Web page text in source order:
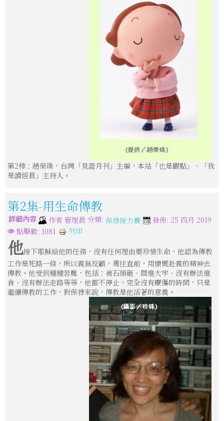
第2棒：趙榮珠，台灣「見證月刊」主編，本站「也是觀點」、「我
是讀經員」主持人。
第2集-用生命傳教
詳細內容 作者 管理員 分類: 保祿接力賽
發佈: 25 四月 2019
點擊數: 1081
列印
他接下耶穌給他的任務，沒有任何理由要珍惜生命，他認為傳教
工作是死路一條，所以義無反顧，勇往直前，用慷慨赴義的精神去
傳教。他受到種種苦難，包括：被石頭砸、關進大牢、沒有辦法進
食、沒有辦法走路等等，他都不停止，完全沒有療傷的時間，只是
繼續傳教的工作，對保祿來說，傳教是他活著的意義。